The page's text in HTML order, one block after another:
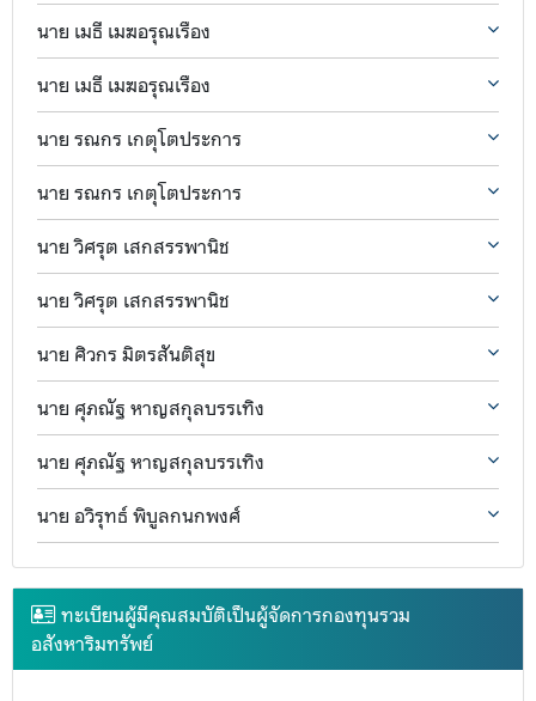
นาย เมธี เมฆอรุณเรือง
นาย เมธี เมฆอรุณเรือง
นาย รณกร เกตุโตประการ
นาย รณกร เกตุโตประการ
นาย วิศรุต เสกสรรพานิช
นาย วิศรุต เสกสรรพานิช
นาย ศิวกร มิตรสันติสุข
นาย ศุภณัฐ หาญสกุลบรรเทิง
นาย ศุภณัฐ หาญสกุลบรรเทิง
นาย อวิรุทธ์ พิบูลกนกพงศ์
ทะเบียนผู้มีคุณสมบัติเป็นผู้จัดการกองทุนรวม
อสังหาริมทรัพย์